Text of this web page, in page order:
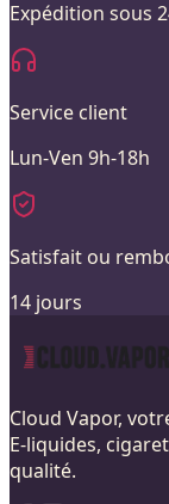
Expédition sous
Service client
Lun-Ven 9h-18h
Satisfait ou
14 jours
Cloud Vapor,
E-liquides,
qualité.